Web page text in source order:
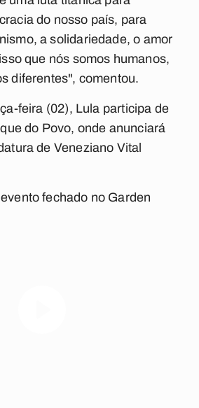
do nosso país, para
a solidariedade, o amor
que nós somos humanos,
diferentes", comentou.
feira (02), Lula participa de
do Povo, onde anunciará
de Veneziano Vital
fechado no Garden